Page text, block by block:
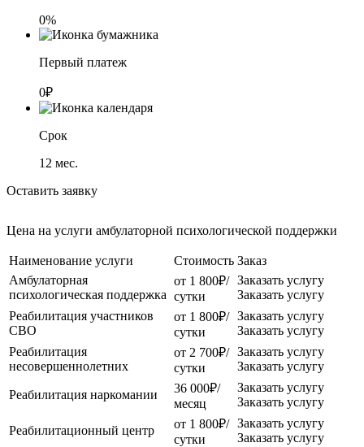
0%
Первый платеж
0₽
Срок
12 мес.
Оставить заявку
Цена на услуги амбулаторной психологической поддержки
Наименование услуги Стоимость Заказ
Амбулаторная
психологическая поддержка
от 1 800₽/
сутки
Заказать услугу
Заказать услугу
Реабилитация участников
СВО
от 1 800₽/
сутки
Заказать услугу
Заказать услугу
Реабилитация
несовершеннолетних
от 2 700₽/
сутки
Заказать услугу
Заказать услугу
Реабилитация наркомании
36 000₽/
месяц
Заказать услугу
Заказать услугу
Реабилитационный центр
от 1 800₽/
сутки
Заказать услугу
Заказать услугу